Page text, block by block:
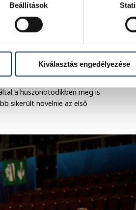
Beállítások
Kiválasztás engedélyezése
elteltével ki is
Szeitl, Tóth és Fazekas is
a huszonötödikben meg is
sikerült növelnie az első